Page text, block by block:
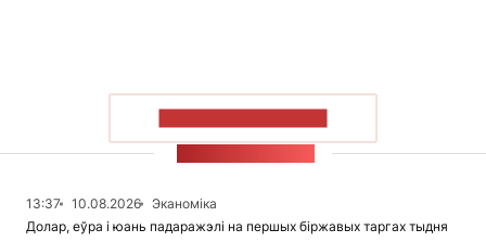
13:37 10.08.2026
Эканоміка
Долар, еўра і юань падаражэлі на першых біржавых таргах тыдня